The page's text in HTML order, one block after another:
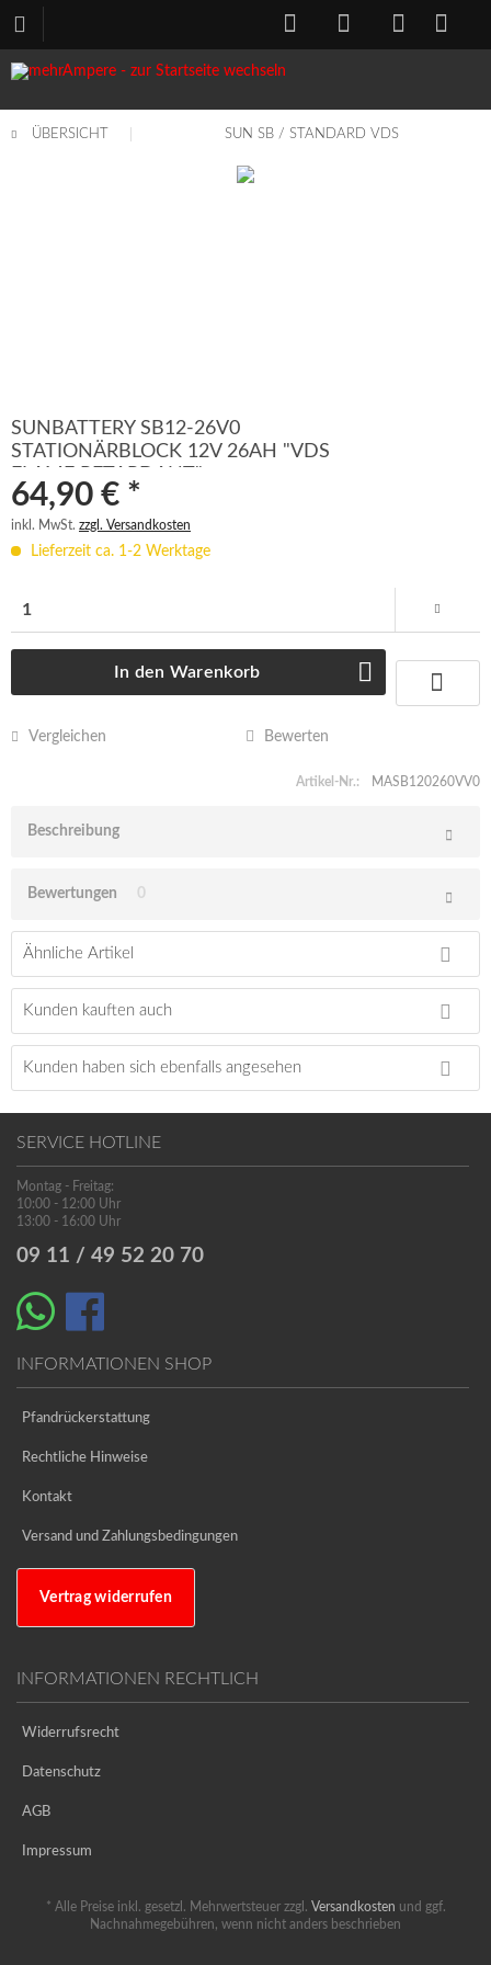
ÜBERSICHT SUN SB / STANDARD VDS
SUNBATTERY SB12-26V0
STATIONÄRBLOCK 12V 26AH "VDS
64,90 € *
inkl. MwSt. zzgl. Versandkosten
Lieferzeit ca. 1-2 Werktage
In den Warenkorb
Vergleichen Bewerten
Artikel-Nr.: MASB120260VV0
Beschreibung
Bewertungen 0
Ähnliche Artikel
Kunden kauften auch
Kunden haben sich ebenfalls angesehen
SERVICE HOTLINE
Montag - Freitag:
10:00 - 12:00 Uhr
13:00 - 16:00 Uhr
09 11 / 49 52 20 70
INFORMATIONEN SHOP
Pfandrückerstattung
Rechtliche Hinweise
Kontakt
Versand und Zahlungsbedingungen
Vertrag widerrufen
INFORMATIONEN RECHTLICH
Widerrufsrecht
Datenschutz
AGB
Impressum
* Alle Preise inkl. gesetzl. Mehrwertsteuer zzgl. Versandkosten und ggf.
Nachnahmegebühren, wenn nicht anders beschrieben